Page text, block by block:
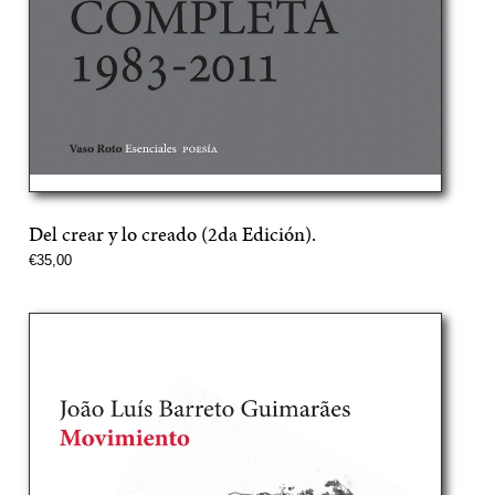
Del crear y lo creado (2da Edición).
Precio
€35,00